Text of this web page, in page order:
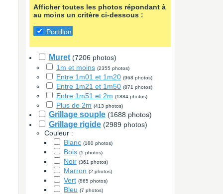
Afficher toutes les photos répondant à
au moins un critère ci-dessous :
Portillon
Muret (7206 photos)
1m et moins (2355 photos)
Entre 1m01 et 1m20 (968 photos)
Entre 1m21 et 1m50 (871 photos)
Entre 1m51 et 2m (1884 photos)
Plus de 2m (413 photos)
Grillage souple (1688 photos)
Grillage rigide (2989 photos)
Couleur :
Blanc (180 photos)
Bois (5 photos)
Noir (361 photos)
Marron (2 photos)
Vert (865 photos)
Bleu (7 photos)